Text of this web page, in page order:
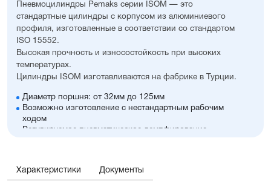
Пневмоцилиндры Pemaks серии ISOM — это
стандартные цилиндры с корпусом из алюминиевого
профиля, изготовленные в соответствии со стандартом
ISO 15552.
Высокая прочность и износостойкость при высоких
температурах.
Цилиндры ISOM изготавливаются на фабрике в Турции.
Диаметр поршня: от 32мм до 125мм
Возможно изготовление с нестандартным рабочим
ходом
Регулируемое пневматическое демпфирование
Корпус из алюминия с элоксаловым покрытием,
Характеристики Документы